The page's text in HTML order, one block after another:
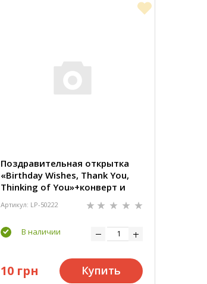
Поздравительная открытка
«Birthday Wishes, Thank You,
Thinking of You»+конверт и
Артикул: LP-50222
В наличии
10 грн Купить